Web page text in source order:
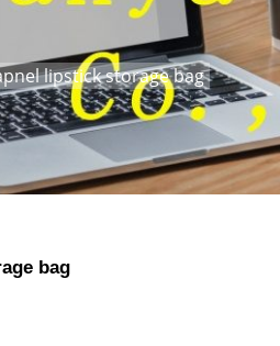
lipstick storage bag
bag